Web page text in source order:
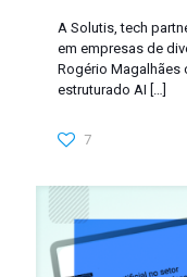
A Solutis, tech
em empresas de
Rogério Magalhães
estruturado AI
7